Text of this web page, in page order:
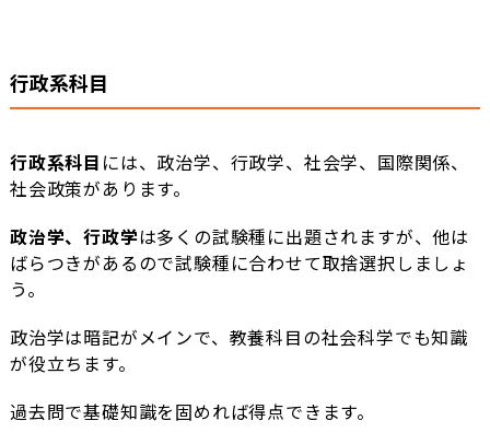
行政系科目
行政系科目 には、政治学、行政学、社会学、国際関係、
社会政策があります。
政治学、行政学は多くの試験種に出題されますが、他は
ばらつきがあるので試験種に合わせて取捨選択しましょ
う。
政治学は暗記がメインで、教養科目の社会科学でも知識
が役立ちます。
過去問で基礎知識を固めれば得点できます。